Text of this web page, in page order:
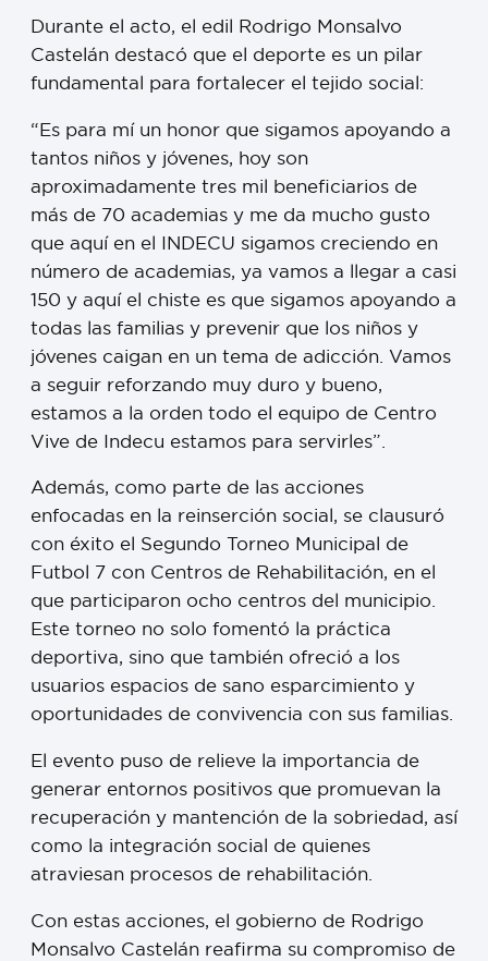
Durante el acto, el edil Rodrigo Monsalvo
Castelán destacó que el deporte es un pilar
fundamental para fortalecer el tejido social:
“Es para mí un honor que sigamos apoyando a
tantos niños y jóvenes, hoy son
aproximadamente tres mil beneficiarios de
más de 70 academias y me da mucho gusto
que aquí en el INDECU sigamos creciendo en
número de academias, ya vamos a llegar a casi
150 y aquí el chiste es que sigamos apoyando a
todas las familias y prevenir que los niños y
jóvenes caigan en un tema de adicción. Vamos
a seguir reforzando muy duro y bueno,
estamos a la orden todo el equipo de Centro
Vive de Indecu estamos para servirles”.
Además, como parte de las acciones
enfocadas en la reinserción social, se clausuró
con éxito el Segundo Torneo Municipal de
Futbol 7 con Centros de Rehabilitación, en el
que participaron ocho centros del municipio.
Este torneo no solo fomentó la práctica
deportiva, sino que también ofreció a los
usuarios espacios de sano esparcimiento y
oportunidades de convivencia con sus familias.
El evento puso de relieve la importancia de
generar entornos positivos que promuevan la
recuperación y mantención de la sobriedad, así
como la integración social de quienes
atraviesan procesos de rehabilitación.
Con estas acciones, el gobierno de Rodrigo
Monsalvo Castelán reafirma su compromiso de